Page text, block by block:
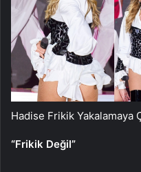
Hadise Frikik Yakalamaya
“Frikik Değil”